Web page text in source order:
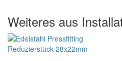
Weiteres aus